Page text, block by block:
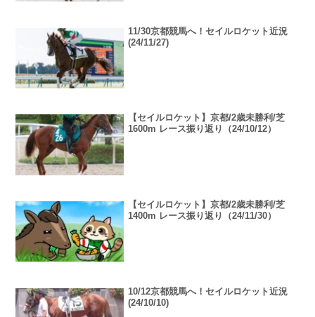
11/30京都競馬へ！セイルロケット近況
(24/11/27)
【セイルロケット】京都/2歳未勝利/芝
1600m レース振り返り（24/10/12）
【セイルロケット】京都/2歳未勝利/芝
1400m レース振り返り（24/11/30）
10/12京都競馬へ！セイルロケット近況
(24/10/10)